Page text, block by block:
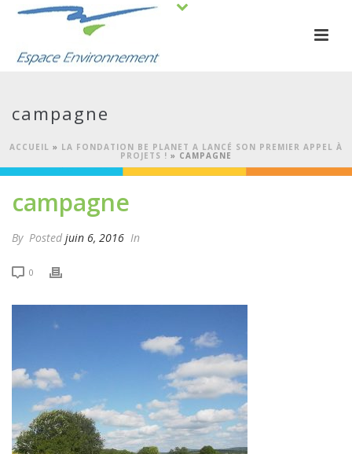
campagne
ACCUEIL » LA FONDATION BE PLANET A LANCÉ SON PREMIER APPEL À
PROJETS ! » CAMPAGNE
campagne
By Posted juin 6, 2016 In
0